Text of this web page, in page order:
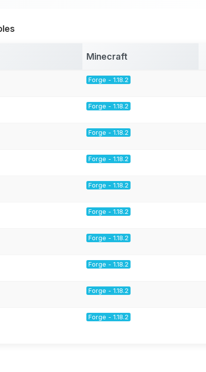
Minecraft
Forge - 1.18.2
Forge - 1.18.2
Forge - 1.18.2
Forge - 1.18.2
Forge - 1.18.2
Forge - 1.18.2
Forge - 1.18.2
Forge - 1.18.2
Forge - 1.18.2
Forge - 1.18.2